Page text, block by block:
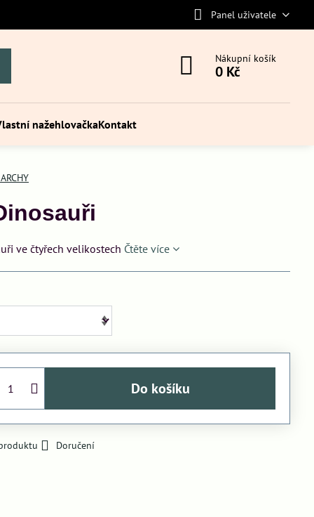
Panel uživatele
Nákupní košík
0 Kč
nažehlovačkaKontakt
ve čtyřech velikostech Čtěte více
Do košíku
Doručení